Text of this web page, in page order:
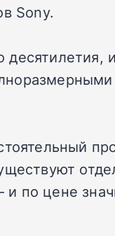
Sony.
по цене